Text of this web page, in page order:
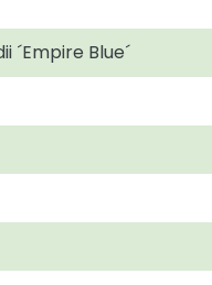
´Empire Blue´